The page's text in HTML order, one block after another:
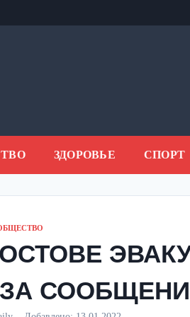
ЗДОРОВЬЕ СПОРТ